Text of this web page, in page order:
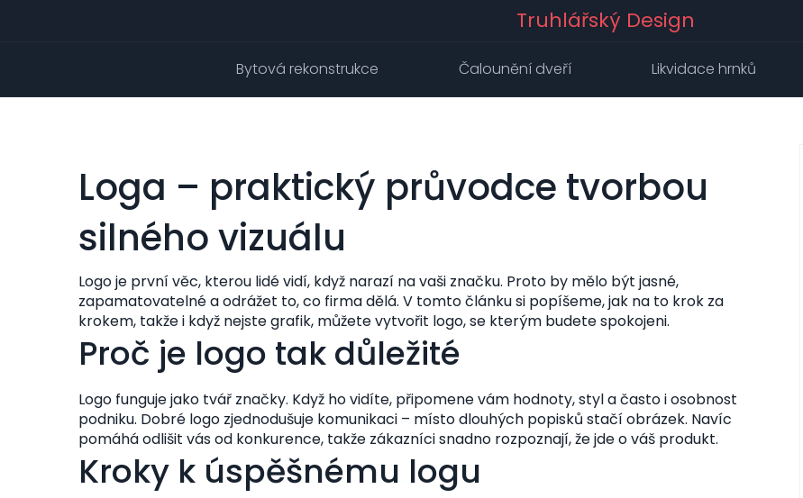
Truhlářský Design
Bytová rekonstrukce Čalounění dveří Likvidace hrnků
Loga – praktický průvodce tvorbou
silného vizuálu
Logo je první věc, kterou lidé vidí, když narazí na vaši značku. Proto by mělo být jasné,
zapamatovatelné a odrážet to, co firma dělá. V tomto článku si popíšeme, jak na to krok za
krokem, takže i když nejste grafik, můžete vytvořit logo, se kterým budete spokojeni.
Proč je logo tak důležité
Logo funguje jako tvář značky. Když ho vidíte, připomene vám hodnoty, styl a často i osobnost
podniku. Dobré logo zjednodušuje komunikaci – místo dlouhých popisků stačí obrázek. Navíc
pomáhá odlišit vás od konkurence, takže zákazníci snadno rozpoznají, že jde o váš produkt.
Kroky k úspěšnému logu